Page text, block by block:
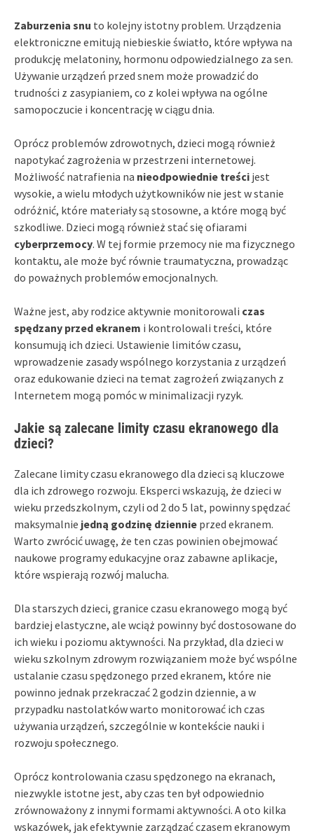
Zaburzenia snu to kolejny istotny problem. Urządzenia
elektroniczne emitują niebieskie światło, które wpływa na
produkcję melatoniny, hormonu odpowiedzialnego za sen.
Używanie urządzeń przed snem może prowadzić do
trudności z zasypianiem, co z kolei wpływa na ogólne
samopoczucie i koncentrację w ciągu dnia.
Oprócz problemów zdrowotnych, dzieci mogą również
napotykać zagrożenia w przestrzeni internetowej.
Możliwość natrafienia na nieodpowiednie treści jest
wysokie, a wielu młodych użytkowników nie jest w stanie
odróżnić, które materiały są stosowne, a które mogą być
szkodliwe. Dzieci mogą również stać się ofiarami
cyberprzemocy. W tej formie przemocy nie ma fizycznego
kontaktu, ale może być równie traumatyczna, prowadząc
do poważnych problemów emocjonalnych.
Ważne jest, aby rodzice aktywnie monitorowali czas
spędzany przed ekranem i kontrolowali treści, które
konsumują ich dzieci. Ustawienie limitów czasu,
wprowadzenie zasady wspólnego korzystania z urządzeń
oraz edukowanie dzieci na temat zagrożeń związanych z
Internetem mogą pomóc w minimalizacji ryzyk.
Jakie są zalecane limity czasu ekranowego dla
dzieci?
Zalecane limity czasu ekranowego dla dzieci są kluczowe
dla ich zdrowego rozwoju. Eksperci wskazują, że dzieci w
wieku przedszkolnym, czyli od 2 do 5 lat, powinny spędzać
maksymalnie jedną godzinę dziennie przed ekranem.
Warto zwrócić uwagę, że ten czas powinien obejmować
naukowe programy edukacyjne oraz zabawne aplikacje,
które wspierają rozwój malucha.
Dla starszych dzieci, granice czasu ekranowego mogą być
bardziej elastyczne, ale wciąż powinny być dostosowane do
ich wieku i poziomu aktywności. Na przykład, dla dzieci w
wieku szkolnym zdrowym rozwiązaniem może być wspólne
ustalanie czasu spędzonego przed ekranem, które nie
powinno jednak przekraczać 2 godzin dziennie, a w
przypadku nastolatków warto monitorować ich czas
używania urządzeń, szczególnie w kontekście nauki i
rozwoju społecznego.
Oprócz kontrolowania czasu spędzonego na ekranach,
niezwykle istotne jest, aby czas ten był odpowiednio
zrównoważony z innymi formami aktywności. A oto kilka
wskazówek, jak efektywnie zarządzać czasem ekranowym